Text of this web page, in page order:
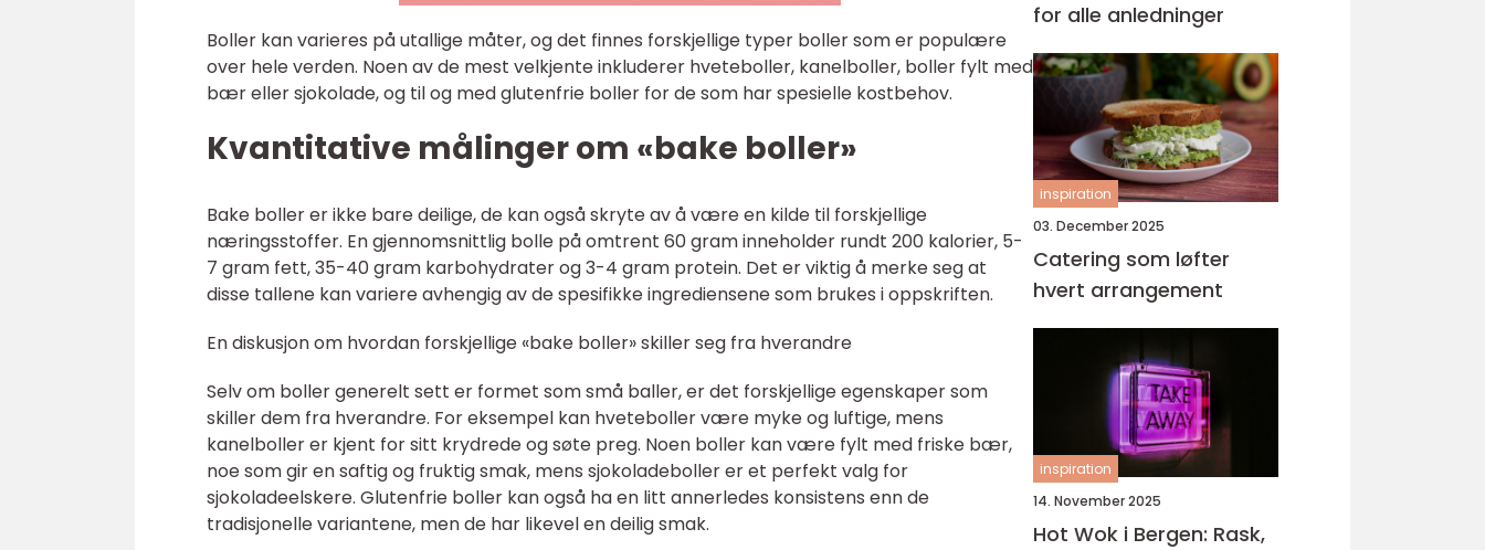
Boller kan varieres på utallige måter, og det finnes forskjellige typer boller som er populære
over hele verden. Noen av de mest velkjente inkluderer hveteboller, kanelboller, boller fylt med
bær eller sjokolade, og til og med glutenfrie boller for de som har spesielle kostbehov.
Kvantitative målinger om «bake boller»
Bake boller er ikke bare deilige, de kan også skryte av å være en kilde til forskjellige
næringsstoffer. En gjennomsnittlig bolle på omtrent 60 gram inneholder rundt 200 kalorier, 5-
7 gram fett, 35-40 gram karbohydrater og 3-4 gram protein. Det er viktig å merke seg at
disse tallene kan variere avhengig av de spesifikke ingrediensene som brukes i oppskriften.
En diskusjon om hvordan forskjellige «bake boller» skiller seg fra hverandre
Selv om boller generelt sett er formet som små baller, er det forskjellige egenskaper som
skiller dem fra hverandre. For eksempel kan hveteboller være myke og luftige, mens
kanelboller er kjent for sitt krydrede og søte preg. Noen boller kan være fylt med friske bær,
noe som gir en saftig og fruktig smak, mens sjokoladeboller er et perfekt valg for
sjokoladeelskere. Glutenfrie boller kan også ha en litt annerledes konsistens enn de
tradisjonelle variantene, men de har likevel en deilig smak.
for alle anledninger
inspiration
03. December 2025
Catering som løfter
hvert arrangement
inspiration
14. November 2025
Hot Wok i Bergen: Rask,